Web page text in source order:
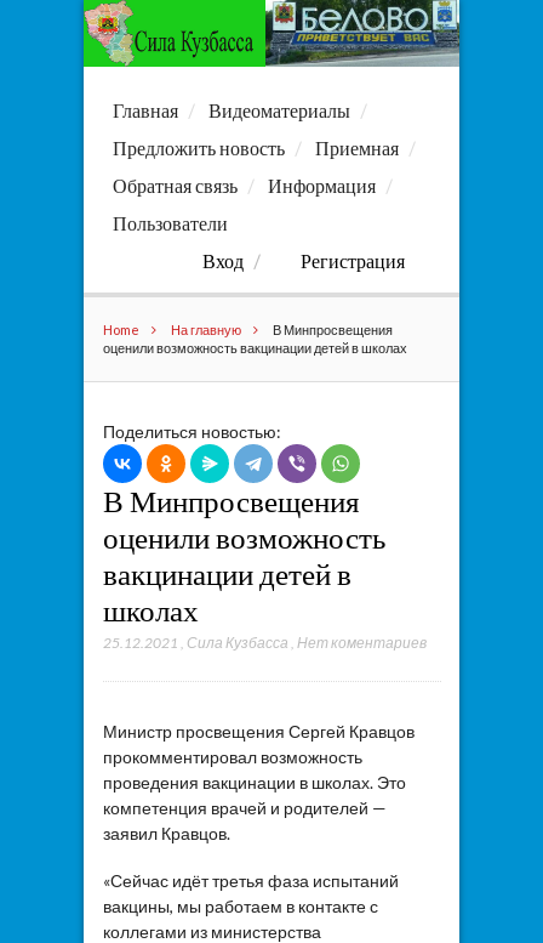
Главная
Видеоматериалы
Предложить новость
Приемная
Обратная связь
Информация
Пользователи
Вход
Регистрация
Home На главную
В Минпросвещения
оценили возможность вакцинации детей в школах
Поделиться новостью:
В Минпросвещения
оценили возможность
вакцинации детей в
школах
25.12.2021 Сила Кузбасса Нет коментариев
Министр просвещения Сергей Кравцов
прокомментировал возможность
проведения вакцинации в школах. Это
компетенция врачей и родителей —
заявил Кравцов.
«Сейчас идёт третья фаза испытаний
вакцины, мы работаем в контакте с
коллегами из министерства